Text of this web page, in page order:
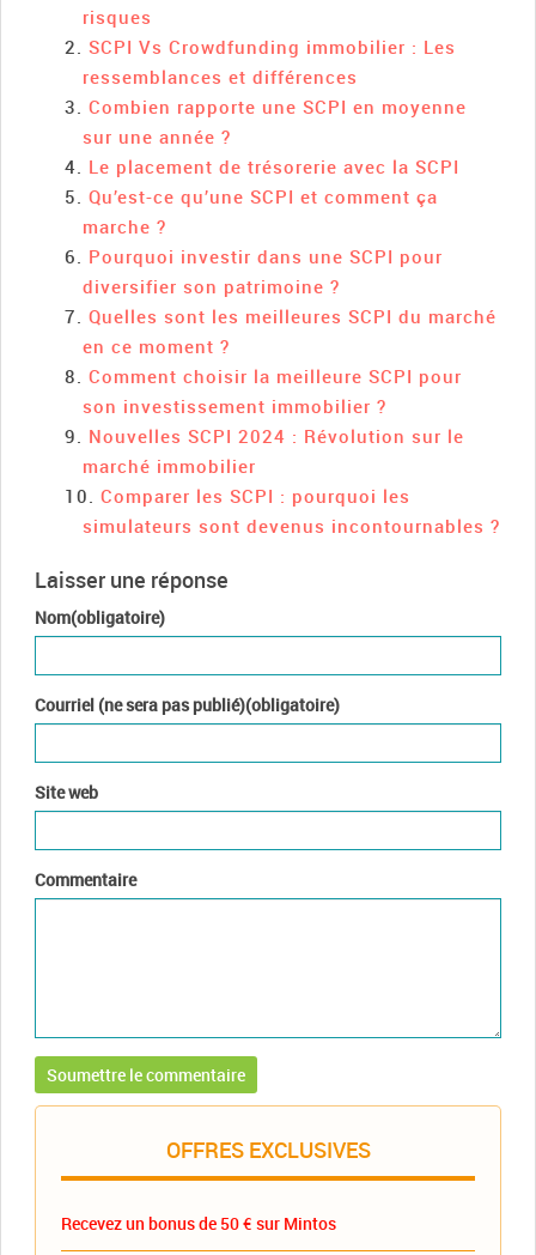
risques
SCPI Vs Crowdfunding immobilier : Les
ressemblances et différences
Combien rapporte une SCPI en moyenne
sur une année ?
Le placement de trésorerie avec la SCPI
Qu’est-ce qu’une SCPI et comment ça
marche ?
Pourquoi investir dans une SCPI pour
diversifier son patrimoine ?
Quelles sont les meilleures SCPI du marché
en ce moment ?
Comment choisir la meilleure SCPI pour
son investissement immobilier ?
Nouvelles SCPI 2024 : Révolution sur le
marché immobilier
Comparer les SCPI : pourquoi les
simulateurs sont devenus incontournables ?
Laisser une réponse
Nom(obligatoire)
Courriel (ne sera pas publié)(obligatoire)
Site web
Commentaire
OFFRES EXCLUSIVES
Recevez un bonus de 50 € sur Mintos